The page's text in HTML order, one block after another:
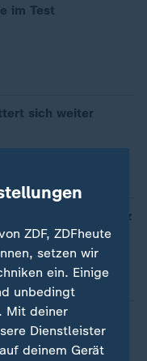
im Test
sich weiter
Premiere in Sassnitz
zweifelhaft
ZDF, ZDFheute
setzen wir
ein. Einige
unbedingt
Mit deiner
Dienstleister
deinem Gerät